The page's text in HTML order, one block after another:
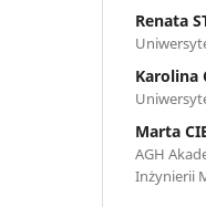
Renata
Karolina
Marta
AGH
Inżynierii